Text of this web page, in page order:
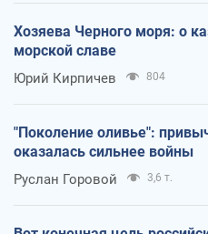
Хозяева Черного моря: о
морской славе
Юрий Кирпичев 804
"Поколение оливье":
оказалась сильнее войны
Руслан Горовой 3,6 т.